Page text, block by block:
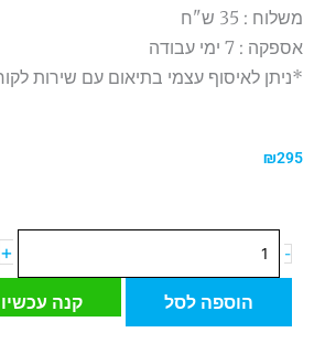
משלוח : 35 ש"ח
אספקה : 7 ימי עבודה
*ניתן לאיסוף עצמי בתיאום עם שירות
₪295
-
של
בידה
+
הוספה לסל קנה עכשיו